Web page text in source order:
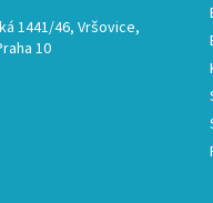
1441/46, Vršovice,
10